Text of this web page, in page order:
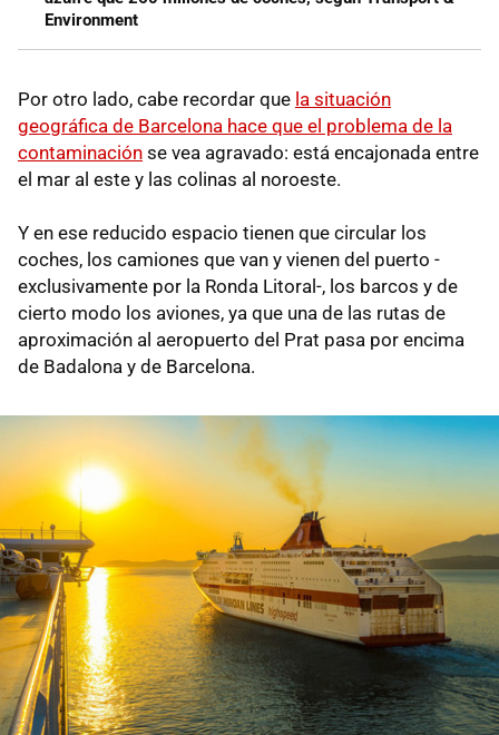
Environment
Por otro lado, cabe recordar que la situación
geográfica de Barcelona hace que el problema de la
contaminación se vea agravado: está encajonada entre
el mar al este y las colinas al noroeste.
Y en ese reducido espacio tienen que circular los
coches, los camiones que van y vienen del puerto -
exclusivamente por la Ronda Litoral-, los barcos y de
cierto modo los aviones, ya que una de las rutas de
aproximación al aeropuerto del Prat pasa por encima
de Badalona y de Barcelona.